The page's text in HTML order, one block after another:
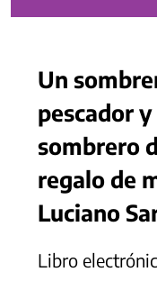
Un
pescador
sombrero
regalo de
Luciano
Libro